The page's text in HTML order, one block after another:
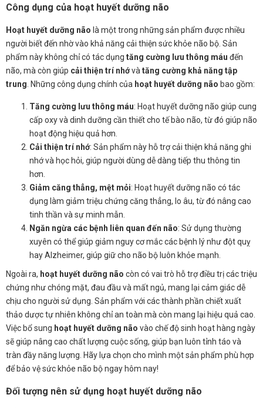
Công dụng của hoạt huyết dưỡng não
Hoạt huyết dưỡng não là một trong những sản phẩm được nhiều
người biết đến nhờ vào khả năng cải thiện sức khỏe não bộ. Sản
phẩm này không chỉ có tác dụng tăng cường lưu thông máu đến
não, mà còn giúp cải thiện trí nhớvà tăng cường khả năng tập
trung . Những công dụng chính của hoạt huyết dưỡng não bao gồm:
Tăng cường lưu thông máu: Hoạt huyết dưỡng não giúp cung
cấp oxy và dinh dưỡng cần thiết cho tế bào não, từ đó giúp não
hoạt động hiệu quả hơn.
Cải thiện trí nhớ: Sản phẩm này hỗ trợ cải thiện khả năng ghi
nhớ và học hỏi, giúp người dùng dễ dàng tiếp thu thông tin
hơn.
Giảm căng thẳng, mệt mỏi: Hoạt huyết dưỡng não có tác
dụng làm giảm triệu chứng căng thẳng, lo âu, từ đó nâng cao
tinh thần và sự minh mẫn.
Ngăn ngừa các bệnh liên quan đến não: Sử dụng thường
xuyên có thể giúp giảm nguy cơ mắc các bệnh lý như đột quỵ
hay Alzheimer, giúp giữ cho não bộ luôn khỏe mạnh.
Ngoài ra, hoạt huyết dưỡng não còn có vai trò hỗ trợ điều trị các triệu
chứng như chóng mặt, đau đầu và mất ngủ, mang lại cảm giác dễ
chịu cho người sử dụng. Sản phẩm với các thành phần chiết xuất
thảo dược tự nhiên không chỉ an toàn mà còn mang lại hiệu quả cao.
Việc bổ sung hoạt huyết dưỡng não vào chế độ sinh hoạt hàng ngày
sẽ giúp nâng cao chất lượng cuộc sống, giúp bạn luôn tỉnh táo và
tràn đầy năng lượng. Hãy lựa chọn cho mình một sản phẩm phù hợp
để bảo vệ sức khỏe não bộ ngay hôm nay!
Đối tượng nên sử dụng hoạt huyết dưỡng não